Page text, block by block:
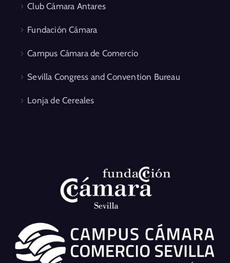
Club Cámara Antares
Fundación Cámara
Campus Cámara de Comercio
Sevilla Congress and Convention Bureau
Lonja de Cereales